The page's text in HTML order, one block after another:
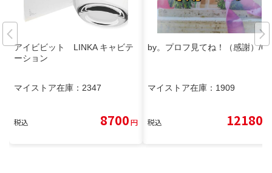
アイビビット LINKA キャビテ
ーション
マイストア在庫： 2347
税込 8700円
by。プロフ見てね！（感謝）/6
マイストア在庫： 1909
税込 12180